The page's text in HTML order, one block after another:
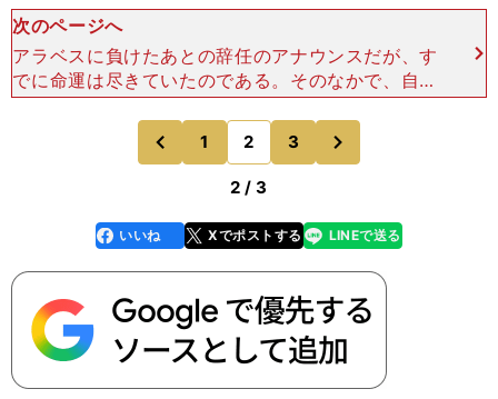
次のページへ
アラベスに負けたあとの辞任のアナウンスだが、す
でに命運は尽きていたのである。そのなかで、自ら
退任を決めたアルグアシルの潔さを、日本人も讃え
るべきだろう。 久保という日本の至宝が、アルグ
アシルの仕組み
前
のページへ
1 2 3
2 / 3
faceboo
k
いいね Xでポストする
line LINEで送る